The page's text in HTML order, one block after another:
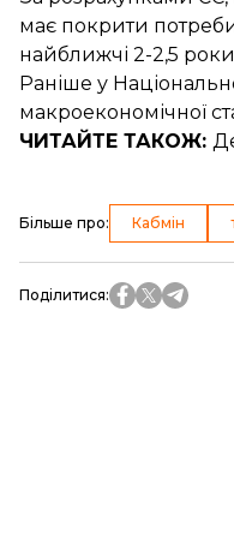
має покрити
найближчі 2-2,5
Раніше у
макроекономічної
ЧИТАЙТЕ ТАКОЖ:
Більше про: Кабмін
Поділитися: